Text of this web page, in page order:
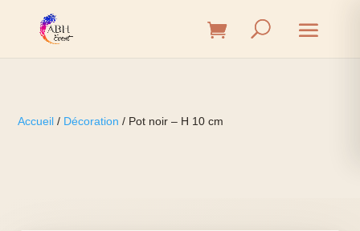
Accueil / Décoration / Pot noir – H 10 cm